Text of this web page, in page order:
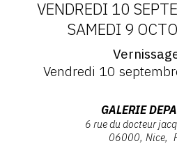
CGV
SUIVEZ-
:
VENDREDI 10
SAMEDI 9
Vendredi 10
GALERIE
6 rue du docteur
06000 Nice